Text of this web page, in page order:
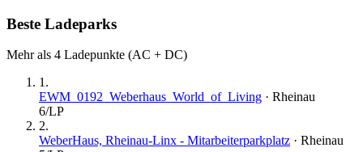
Beste Ladeparks
Mehr als 4 Ladepunkte (AC + DC)
1 .
EWM_0192_Weberhaus_World_of_Living · Rheinau
6/LP
2.
WeberHaus, Rheinau-Linx - Mitarbeiterparkplatz · Rheinau